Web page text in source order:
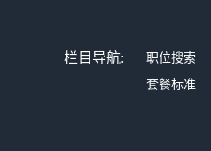
栏目导航: 职位搜索
套餐标准